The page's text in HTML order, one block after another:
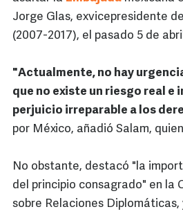
Jorge Glas, exvicepresidente
(2007-2017), el pasado 5 de
"Actualmente, no hay
que no existe un riesgo real e
perjuicio irreparable a los
por México, añadió Salam,
No obstante, destacó "la
del principio consagrado" en la
sobre Relaciones Diplomáticas,